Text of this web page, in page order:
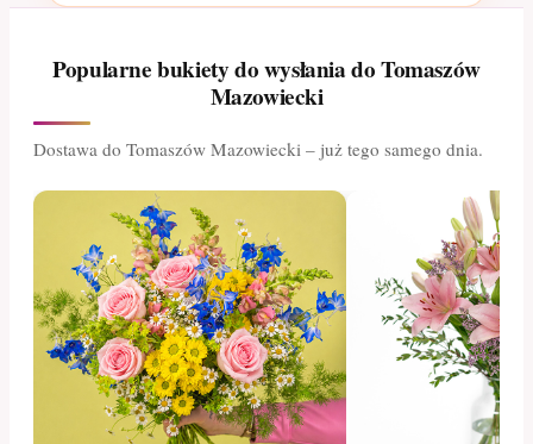
Popularne bukiety do wysłania do Tomaszów
Mazowiecki
Dostawa do Tomaszów Mazowiecki – już tego samego dnia.